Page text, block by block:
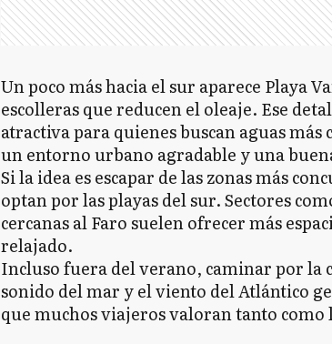
Un poco más hacia el sur aparece Playa
escolleras que reducen el oleaje. Ese
atractiva para quienes buscan aguas más
un entorno urbano agradable y una
Si la idea es escapar de las zonas más
optan por las playas del sur. Sectores
cercanas al Faro suelen ofrecer más
relajado.
Incluso fuera del verano, caminar por la
sonido del mar y el viento del Atlántico
que muchos viajeros valoran tanto como